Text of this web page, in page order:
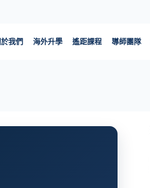
於我們 海外升學 遙距課程 導師團隊